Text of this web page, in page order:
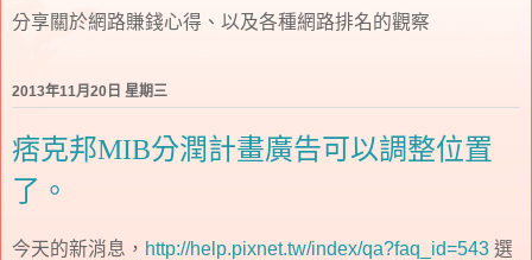
分享關於網路賺錢心得、以及各種網路排名的觀察
2013年11月20日 星期三
痞克邦MIB分潤計畫廣告可以調整位置
了。
今天的新消息， http://help.pixnet.tw/index/qa?faq_id=543 選